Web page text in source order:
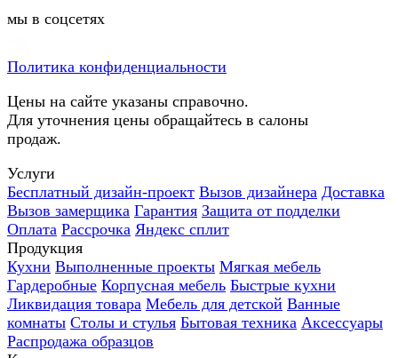
мы в соцсетях
Политика конфиденциальности
Цены на сайте указаны справочно.
Для уточнения цены обращайтесь в салоны
продаж.
Услуги
Бесплатный дизайн-проект Вызов дизайнера Доставка
Вызов замерщика Гарантия Защита от подделки
Оплата Рассрочка Яндекс сплит
Продукция
Кухни Выполненные проекты Мягкая мебель
Гардеробные Корпусная мебель Быстрые кухни
Ликвидация товара Мебель для детской Ванные
комнаты Столы и стулья Бытовая техника Аксессуары
Распродажа образцов